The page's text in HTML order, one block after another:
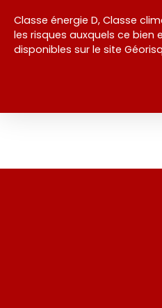
Classe énergie D, Classe
les risques auxquels ce bien
disponibles sur le site